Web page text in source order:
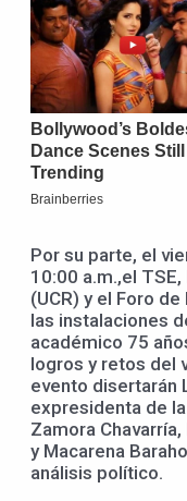
Por su parte, el
10:00 a.m.,el
(UCR) y el Foro
las instalaciones
académico 75
logros y retos del
evento disertarán
expresidenta de
Zamora
y Macarena
análisis político.